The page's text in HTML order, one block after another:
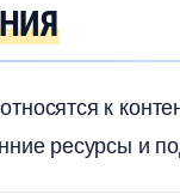
к
ресурсы и